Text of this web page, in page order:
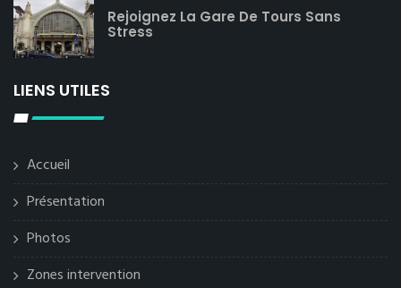
Rejoignez La Gare De Tours Sans
Stress
LIENS UTILES
Accueil
Présentation
Photos
Zones intervention